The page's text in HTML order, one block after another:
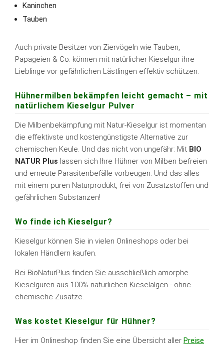
Kaninchen
Tauben
Auch private Besitzer von Ziervögeln wie Tauben,
Papageien & Co. können mit natürlicher Kieselgur ihre
Lieblinge vor gefährlichen Lästlingen effektiv schützen.
Hühnermilben bekämpfen leicht gemacht – mit
natürlichem Kieselgur Pulver
Die Milbenbekämpfung mit Natur-Kieselgur ist momentan
die effektivste und kostengünstigste Alternative zur
chemischen Keule. Und das nicht von ungefähr: Mit BIO
NATUR Plus lassen sich Ihre Hühner von Milben befreien
und erneute Parasitenbefälle vorbeugen. Und das alles
mit einem puren Naturprodukt, frei von Zusatzstoffen und
gefährlichen Substanzen!
Wo finde ich Kieselgur?
Kieselgur können Sie in vielen Onlineshops oder bei
lokalen Händlern kaufen.
Bei BioNaturPlus finden Sie ausschließlich amorphe
Kieselguren aus 100% natürlichen Kieselalgen - ohne
chemische Zusätze.
Was kostet Kieselgur für Hühner?
Hier im Onlineshop finden Sie eine Übersicht aller Preise